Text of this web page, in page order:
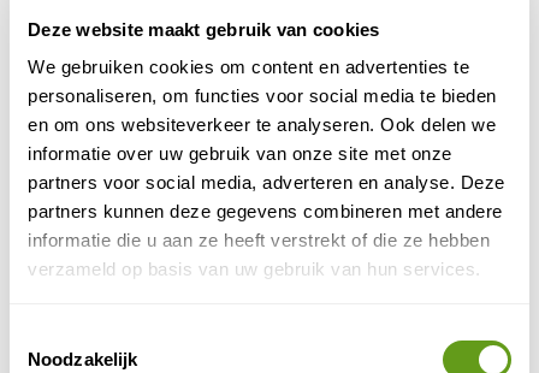
Deze website maakt gebruik van cookies
We gebruiken cookies om content en advertenties te
personaliseren, om functies voor social media te bieden
en om ons websiteverkeer te analyseren. Ook delen we
informatie over uw gebruik van onze site met onze
partners voor social media, adverteren en analyse. Deze
partners kunnen deze gegevens combineren met andere
informatie die u aan ze heeft verstrekt of die ze hebben
verzameld op basis van uw gebruik van hun services.
Noodzakelijk
welkronkelende lanen met statige villaatjes
heeft een streng bouwbeleid waardoor het authentieke
karakter van vroeger bewaard blijft. Hier kun je
genieten van de vele historische villa’s en andere
gebouwen. Door het laagbouwbeleid heeft de stad een
nostalgische en bijzonder charmante uitstraling. Hier is
geen hoogbouw te vinden.